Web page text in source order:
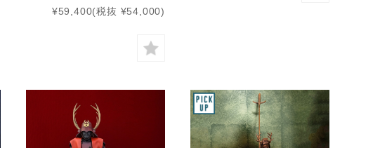
¥59,400(税抜 ¥54,000)